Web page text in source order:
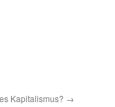
Kapitalismus? →